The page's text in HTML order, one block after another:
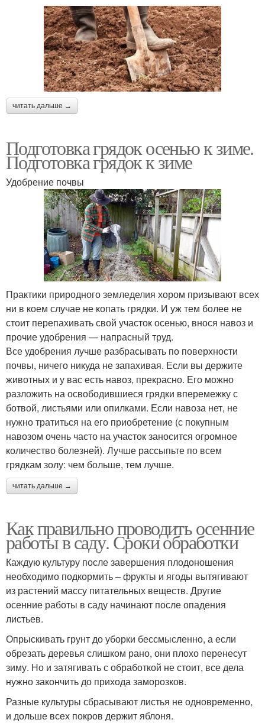
читать дальше →
Подготовка грядок осенью к зиме.
Подготовка грядок к зиме
Удобрение почвы
Практики природного земледелия хором призывают всех
ни в коем случае не копать грядки. И уж тем более не
стоит перепахивать свой участок осенью, внося навоз и
прочие удобрения — напрасный труд.
Все удобрения лучше разбрасывать по поверхности
почвы, ничего никуда не запахивая. Если вы держите
животных и у вас есть навоз, прекрасно. Его можно
разложить на освободившиеся грядки вперемежку с
ботвой, листьями или опилками. Если навоза нет, не
нужно тратиться на его приобретение (с покупным
навозом очень часто на участок заносится огромное
количество болезней). Лучше рассыпьте по всем
грядкам золу: чем больше, тем лучше.
читать дальше →
Как правильно проводить осенние
работы в саду. Сроки обработки
Каждую культуру после завершения плодоношения
необходимо подкормить – фрукты и ягоды вытягивают
из растений массу питательных веществ. Другие
осенние работы в саду начинают после опадения
листьев.
Опрыскивать грунт до уборки бессмысленно, а если
обрезать деревья слишком рано, они плохо перенесут
зиму. Но и затягивать с обработкой не стоит, все дела
нужно закончить до прихода заморозков.
Разные культуры сбрасывают листья не одновременно,
и дольше всех покров держит яблоня.